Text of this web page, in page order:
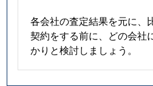
各会社の査定結果を元に、
契約をする前に、どの会社
かりと検討しましょう。